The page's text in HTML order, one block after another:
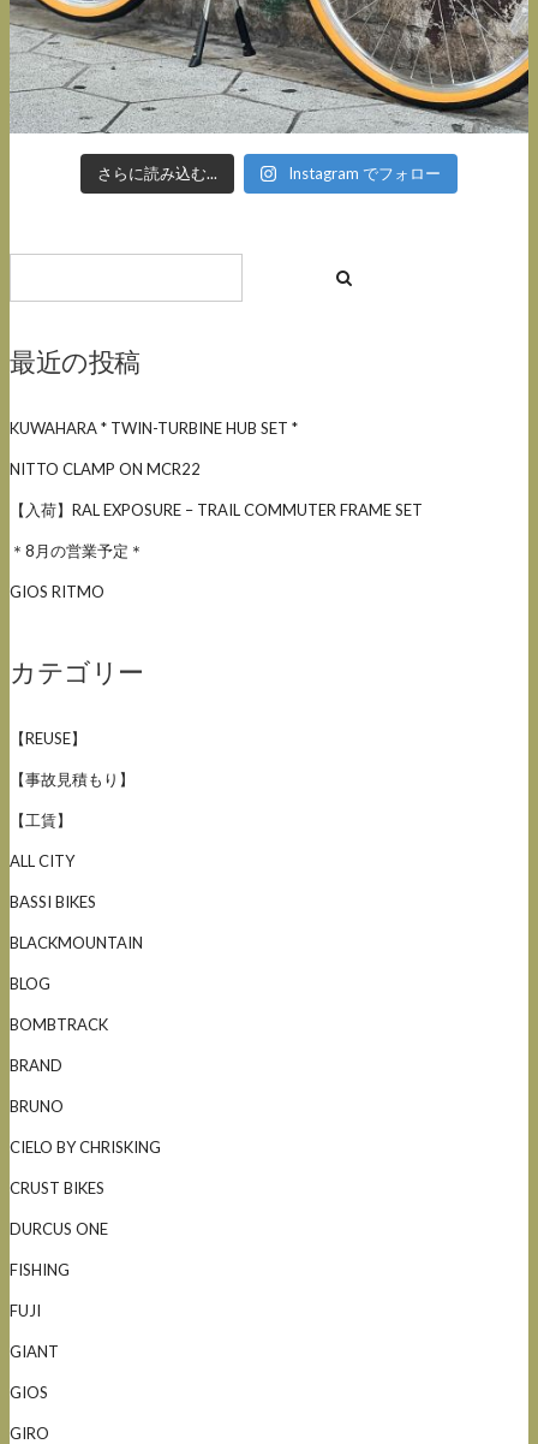
さらに読み込む... Instagram でフォロー
最近の投稿
KUWAHARA * TWIN-TURBINE HUB SET *
NITTO CLAMP ON MCR22
【入荷】RAL EXPOSURE – TRAIL COMMUTER FRAME SET
＊8月の営業予定＊
GIOS RITMO
カテゴリー
【REUSE】
【事故見積もり】
【工賃】
ALL CITY
BASSI BIKES
BLACKMOUNTAIN
BLOG
BOMBTRACK
BRAND
BRUNO
CIELO BY CHRISKING
CRUST BIKES
DURCUS ONE
FISHING
FUJI
GIANT
GIOS
GIRO